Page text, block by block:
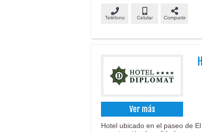
Teléfono Celular Compartir
Ver más
Hotel ubicado en el paseo de